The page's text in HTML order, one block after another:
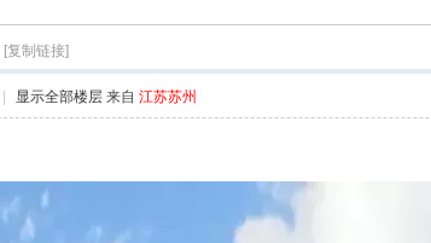
[复制链接]
显示全部楼层 来自 江苏苏州